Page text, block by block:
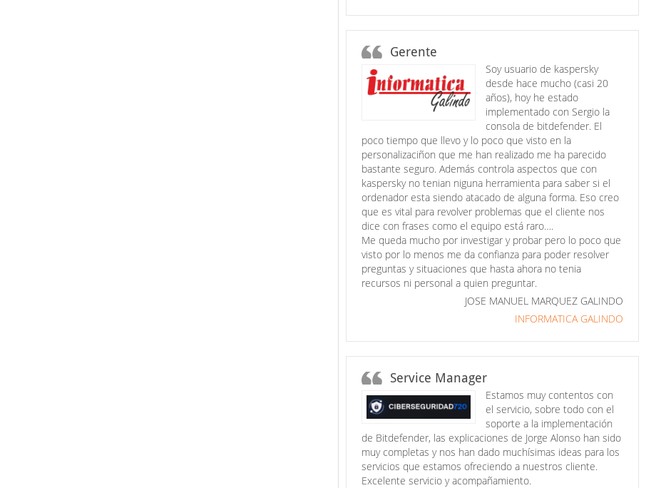
Gerente
Soy usuario de kaspersky
desde hace mucho (casi 20
años), hoy he estado
implementado con Sergio la
consola de bitdefender. El
poco tiempo que llevo y lo poco que visto en la
personalizaciñon que me han realizado me ha parecido
bastante seguro. Además controla aspectos que con
kaspersky no tenian niguna herramienta para saber si el
ordenador esta siendo atacado de alguna forma. Eso creo
que es vital para revolver problemas que el cliente nos
dice con frases como el equipo está raro….
Me queda mucho por investigar y probar pero lo poco que
visto por lo menos me da confianza para poder resolver
preguntas y situaciones que hasta ahora no tenia
recursos ni personal a quien preguntar.
JOSE MANUEL MARQUEZ GALINDO
INFORMATICA GALINDO
Service Manager
Estamos muy contentos con
el servicio, sobre todo con el
soporte a la implementación
de Bitdefender, las explicaciones de Jorge Alonso han sido
muy completas y nos han dado muchísimas ideas para los
servicios que estamos ofreciendo a nuestros cliente.
Excelente servicio y acompañamiento.